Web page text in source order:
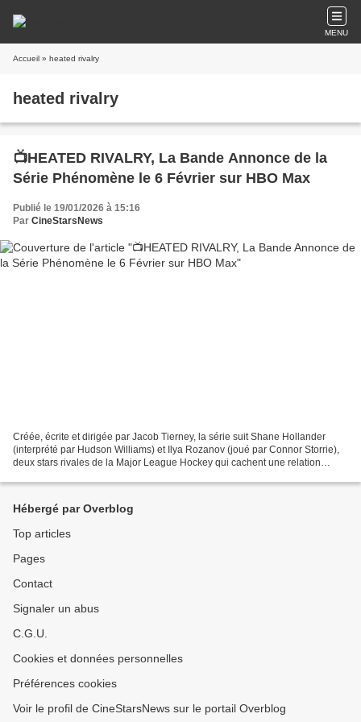
MENU
Accueil » heated rivalry
heated rivalry
📺HEATED RIVALRY, La Bande Annonce de la
Série Phénomène le 6 Février sur HBO Max
Publié le 19/01/2026 à 15:16
Par CineStarsNews
Créée, écrite et dirigée par Jacob Tierney, la série suit Shane Hollander
(interprété par Hudson Williams) et Ilya Rozanov (joué par Connor Storrie),
deux stars rivales de la Major League Hockey qui cachent une relation
Hébergé par Overblog
Top articles
Pages
Contact
Signaler un abus
C.G.U.
Cookies et données personnelles
Préférences cookies
Voir le profil de CineStarsNews sur le portail Overblog